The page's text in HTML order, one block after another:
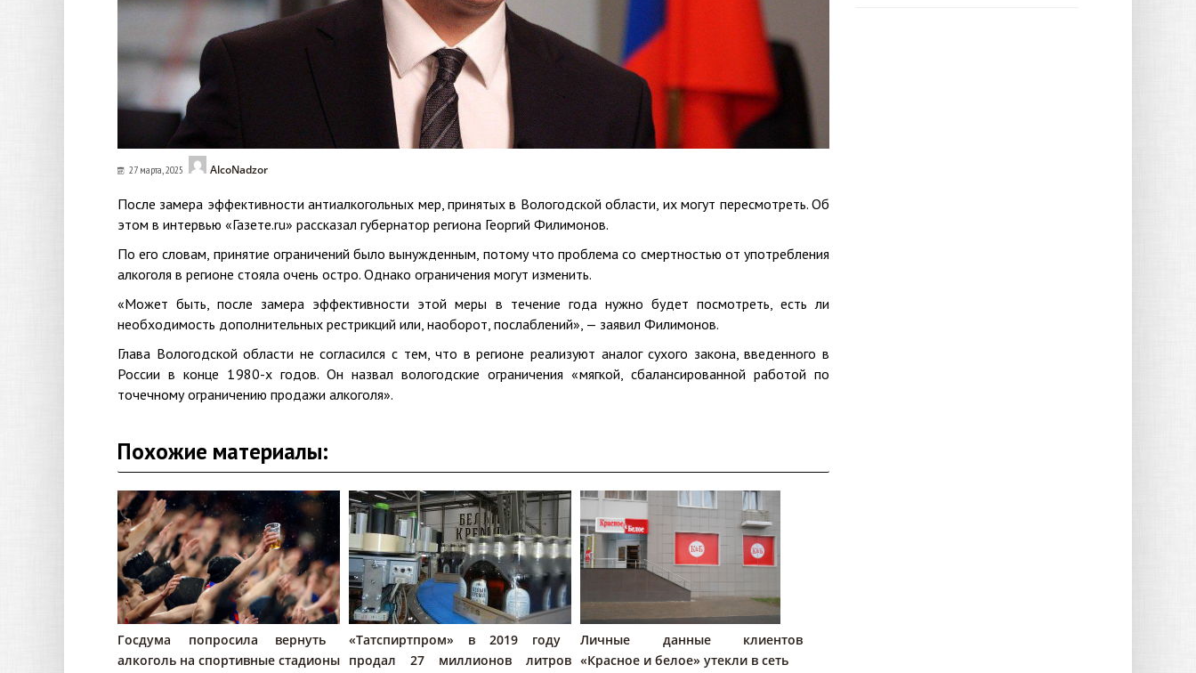
27 марта, 2025 AlcoNadzor
После замера эффективности антиалкогольных мер, принятых в Вологодской области, их могут пересмотреть. Об
этом в интервью «Газете.ru» рассказал губернатор региона Георгий Филимонов.
По его словам, принятие ограничений было вынужденным, потому что проблема со смертностью от употребления
алкоголя в регионе стояла очень остро. Однако ограничения могут изменить.
«Может быть, после замера эффективности этой меры в течение года нужно будет посмотреть, есть ли
необходимость дополнительных рестрикций или, наоборот, послаблений», — заявил Филимонов.
Глава Вологодской области не согласился с тем, что в регионе реализуют аналог сухого закона, введенного в
России в конце 1980-х годов. Он назвал вологодские ограничения «мягкой, сбалансированной работой по
точечному ограничению продажи алкоголя».
Похожие материалы:
Госдума попросила вернуть
алкоголь на спортивные стадионы
«Татспиртпром» в 2019 году
продал 27 миллионов литров
Личные данные клиентов
«Красное и белое» утекли в сеть